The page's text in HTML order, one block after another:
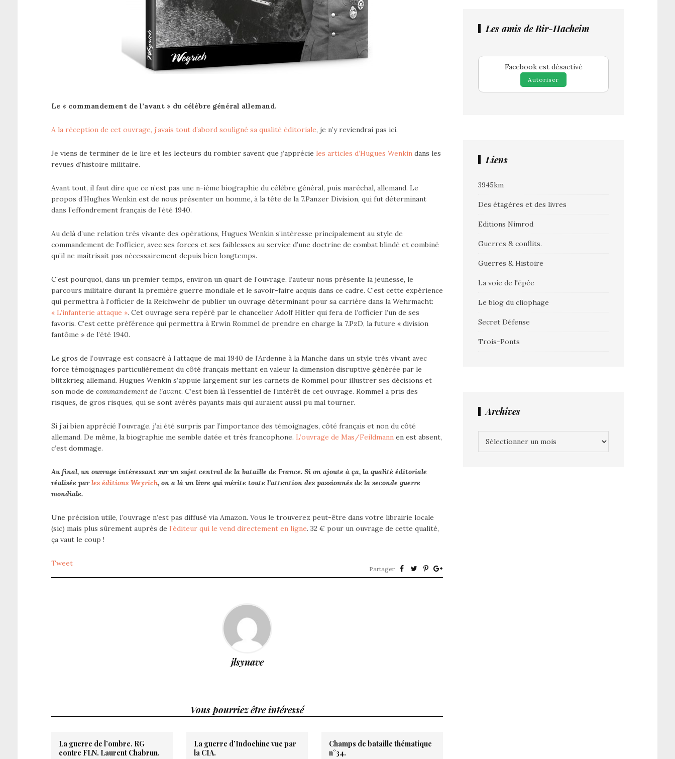
Le « commandement de l’avant » du célèbre général allemand.
A la réception de cet ouvrage, j’avais tout d’abord souligné sa qualité éditoriale, je n’y reviendrai pas ici.
Je viens de terminer de le lire et les lecteurs du rombier savent que j’apprécie les articles d’Hugues Wenkin dans les
revues d’histoire militaire.
Avant tout, il faut dire que ce n’est pas une n-ième biographie du célèbre général, puis maréchal, allemand. Le
propos d’Hughes Wenkin est de nous présenter un homme, à la tête de la 7.Panzer Division, qui fut déterminant
dans l’effondrement français de l’été 1940.
Au delà d’une relation très vivante des opérations, Hugues Wenkin s’intéresse principalement au style de
commandement de l’officier, avec ses forces et ses faiblesses au service d’une doctrine de combat blindé et combiné
qu’il ne maîtrisait pas nécessairement depuis bien longtemps.
C’est pourquoi, dans un premier temps, environ un quart de l’ouvrage, l’auteur nous présente la jeunesse, le
parcours militaire durant la première guerre mondiale et le savoir-faire acquis dans ce cadre. C’est cette expérience
qui permettra à l’officier de la Reichwehr de publier un ouvrage déterminant pour sa carrière dans la Wehrmacht:
« L’infanterie attaque ». Cet ouvrage sera repéré par le chancelier Adolf Hitler qui fera de l’officier l’un de ses
favoris. C’est cette préférence qui permettra à Erwin Rommel de prendre en charge la 7.PzD, la future « division
fantôme » de l’été 1940.
Le gros de l’ouvrage est consacré à l’attaque de mai 1940 de l’Ardenne à la Manche dans un style très vivant avec
force témoignages particulièrement du côté français mettant en valeur la dimension disruptive générée par le
blitzkrieg allemand. Hugues Wenkin s’appuie largement sur les carnets de Rommel pour illustrer ses décisions et
son mode de commandement de l’avant. C’est bien là l’essentiel de l’intérêt de cet ouvrage. Rommel a pris des
risques, de gros risques, qui se sont avérés payants mais qui auraient aussi pu mal tourner.
Si j’ai bien apprécié l’ouvrage, j’ai été surpris par l’importance des témoignages, côté français et non du côté
allemand. De même, la biographie me semble datée et très francophone. L’ouvrage de Mas/Feildmann en est absent,
c’est dommage.
Au final, un ouvrage intéressant sur un sujet central de la bataille de France. Si on ajoute à ça, la qualité éditoriale
réalisée parles éditions Weyrich, on a là un livre qui mérite toute l’attention des passionnés de la seconde guerre
mondiale.
Une précision utile, l’ouvrage n’est pas diffusé via Amazon. Vous le trouverez peut-être dans votre librairie locale
(sic) mais plus sûrement auprès de l’éditeur qui le vend directement en ligne. 32 € pour un ouvrage de cette qualité,
ça vaut le coup !
Tweet
Partager
jlsynave
Vous pourriez être intéressé
La guerre de l’ombre. RG
contre FLN. Laurent Chabrun.
La guerre d’Indochine vue par
la CIA.
Champs de bataille thématique
n°34.
Les amis de Bir-Hacheim
Facebook est désactivé
Autoriser
Liens
3945km
Des étagères et des livres
Editions Nimrod
Guerres & conflits.
Guerres & Histoire
La voie de l'épée
Le blog du cliophage
Secret Défense
Trois-Ponts
Archives